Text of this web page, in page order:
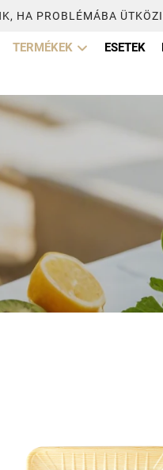
HA PROBLÉMÁBA
TERMÉKEK ESETEK